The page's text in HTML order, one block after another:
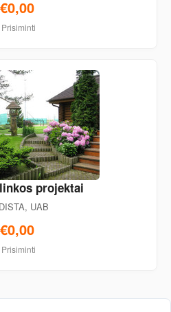
€0,00
Prisiminti
projektai
UAB
€0,00
Prisiminti